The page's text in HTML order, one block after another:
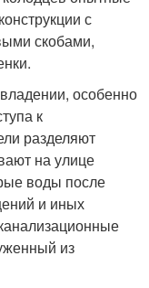
с
скобами,
особенно
к
разделяют
на улице
воды после
и иных
из